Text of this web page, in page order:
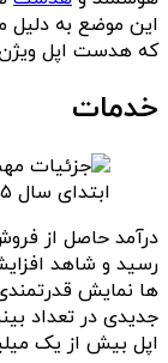
این موضع به
که هدست اپل
خدمات
درآمد حاصل از
جدیدی در تعداد
اپل بیش از یک